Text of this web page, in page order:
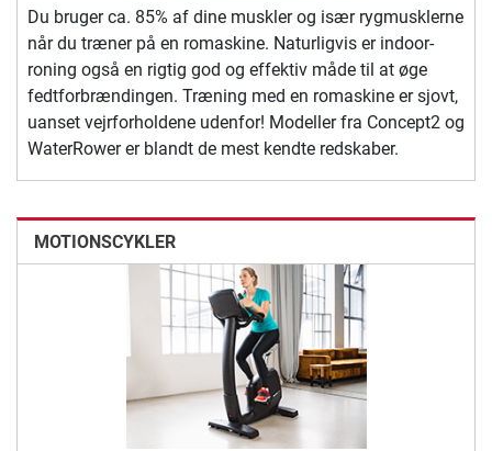
Du bruger ca. 85% af dine muskler og især rygmusklerne
når du træner på en romaskine. Naturligvis er indoor-
roning også en rigtig god og effektiv måde til at øge
fedtforbrændingen. Træning med en romaskine er sjovt,
uanset vejrforholdene udenfor! Modeller fra Concept2 og
WaterRower er blandt de mest kendte redskaber.
MOTIONSCYKLER